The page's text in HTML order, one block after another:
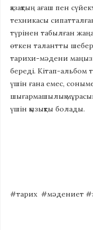
қазақтың ағаш пен
техникасы
түрінен табылған
өткен талантты
тарихи-мәдени
береді. Кітап-альбом
үшін ғана емес,
шығармашылық
үшін қызықты болады.
#тарих #мәдениет